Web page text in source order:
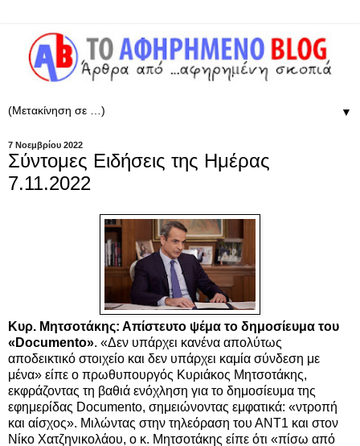
▼
7 Νοεμβρίου 2022
Σύντομες Ειδήσεις της Ημέρας
7.11.2022
Κυρ. Μητσοτάκης: Απίστευτο ψέμα το δημοσίευμα του
«Documento». «Δεν υπάρχει κανένα απολύτως
αποδεικτικό στοιχείο και δεν υπάρχει καμία σύνδεση με
μένα» είπε ο πρωθυπουργός Κυριάκος Μητσοτάκης,
εκφράζοντας τη βαθιά ενόχληση για το δημοσίευμα της
εφημερίδας Documento, σημειώνοντας εμφατικά: «ντροπή
και αίσχος». Μιλώντας στην τηλεόραση του ΑΝΤ1 και στον
Νίκο Χατζηνικολάου, ο κ. Μητσοτάκης είπε ότι «πίσω από